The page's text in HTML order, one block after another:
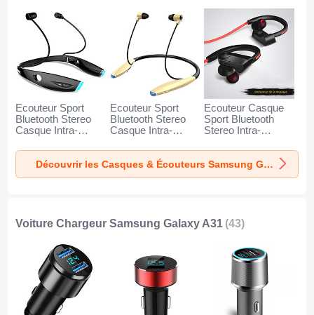
Ecouteur Sport
Bluetooth Stereo
Casque Intra-
Oreillette H52 pour
Samsung Galaxy
A31 Noir
Ecouteur Sport
Bluetooth Stereo
Casque Intra-
Oreillette H51 pour
Samsung Galaxy
A31 Or
Ecouteur Casque
Sport Bluetooth
Stereo Intra-
Oreillette H53 pour
Samsung Galaxy
A31 Noir
Découvrir les Casques & Écouteurs Samsung Galaxy A31
Voiture Chargeur Samsung Galaxy A31 (43)